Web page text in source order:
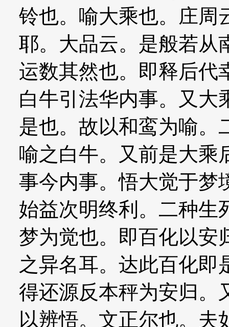
铃也。喻大乘也。庄周
耶。大品云。是般若从
运数其然也。即释后代
白牛引法华内事。又大
是也。故以和鸾为喻。
喻之白牛。又前是大乘
事今内事。悟大觉于梦
始益次明终利。二种生
梦为觉也。即百化以安
之异名耳。达此百化即
得还源反本秤为安归。
以辨悟。文正尔也。夫